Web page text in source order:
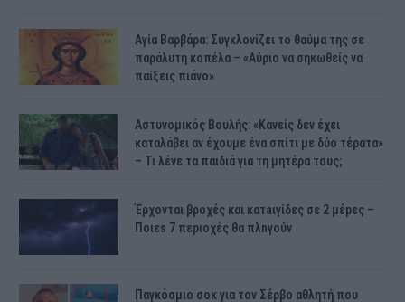
Αγία Βαρβάρα: Συγκλονίζει το θαύμα της σε
παράλυτη κοπέλα – «Αύριο να σηκωθείς να
παίξεις πιάνο»
Αστυνομικός Bουλής: «Κανείς δεν έχει
καταλάβει αν έχουμε ένα σπίτι με δύο τέρατα»
– Τι λένε τα παιδιά για τη μητέρα τους;
Έρχονται βροχές και κατaιγίδες σε 2 μέpες –
Ποιεs 7 πεpιοχές θα πλnγούν
Παγκόσμιο σοκ για τον Σέρβο αθλητή που